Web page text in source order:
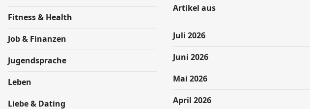
Fitness & Health
Job & Finanzen
Jugendsprache
Leben
Liebe & Dating
Artikel aus
Juli 2026
Juni 2026
Mai 2026
April 2026